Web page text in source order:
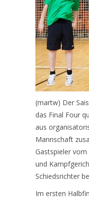
(martw) Der
das Final Four
aus
Mannschaft
Gastspieler
und
Schiedsrichter
Im ersten